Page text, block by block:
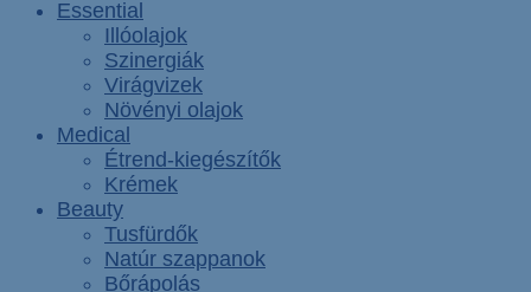
következőre:
Essential
Illóolajok
Szinergiák
Virágvizek
Növényi olajok
Medical
Étrend-kiegészítők
Krémek
Beauty
Tusfürdők
Natúr szappanok
Bőrápolás